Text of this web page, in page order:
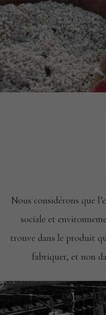
Nous considérons que
sociale et
trouve dans le produit
fabriquer, et non